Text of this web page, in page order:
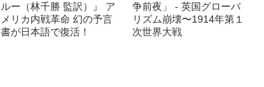
ルー（林千勝 監訳）』 ア
メリカ内戦革命 幻の予言
書が日本語で復活！
争前夜」 - 英国グローバ
リズム崩壊〜1914年第１
次世界大戦